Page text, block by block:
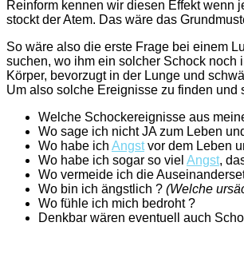
Reinform kennen wir diesen Effekt wenn
stockt der Atem. Das wäre das
So wäre also die erste Frage bei einem
suchen, wo ihm ein solcher Schock noch
Körper, bevorzugt in der Lunge und
Um also solche Ereignisse zu finden
Welche Schockereignisse aus
Wo sage ich nicht JA zum Leben
Wo habe ich Angstvor dem Leben
Wo habe ich sogar so viel Angst,
Wo vermeide ich die
Wo bin ich ängstlich ? (Welche
Wo fühle ich mich bedroht ?
Denkbar wären eventuell auch